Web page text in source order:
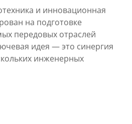
и инновационная
на подготовке
передовых отраслей
идея — это синергия
инженерных